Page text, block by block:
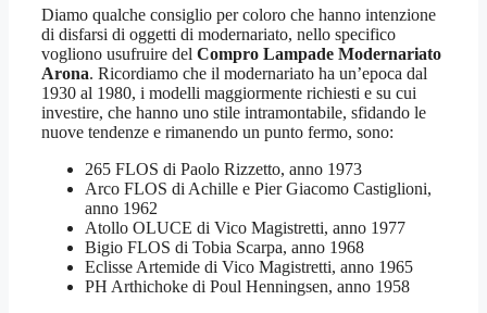
Diamo qualche consiglio per coloro che hanno intenzione
di disfarsi di oggetti di modernariato, nello specifico
vogliono usufruire del Compro Lampade Modernariato
Arona. Ricordiamo che il modernariato ha un’epoca dal
1930 al 1980, i modelli maggiormente richiesti e su cui
investire, che hanno uno stile intramontabile, sfidando le
nuove tendenze e rimanendo un punto fermo, sono:
265 FLOS di Paolo Rizzetto, anno 1973
Arco FLOS di Achille e Pier Giacomo Castiglioni,
anno 1962
Atollo OLUCE di Vico Magistretti, anno 1977
Bigio FLOS di Tobia Scarpa, anno 1968
Eclisse Artemide di Vico Magistretti, anno 1965
PH Arthichoke di Poul Henningsen, anno 1958